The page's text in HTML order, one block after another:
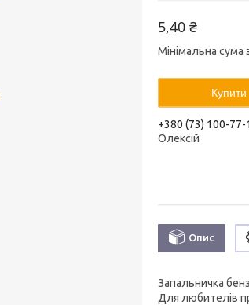
5,40 ₴
Мінімальна сума
Купити
+380 (73) 100-77-
Олексій
Опис
Запальничка
Для любителів